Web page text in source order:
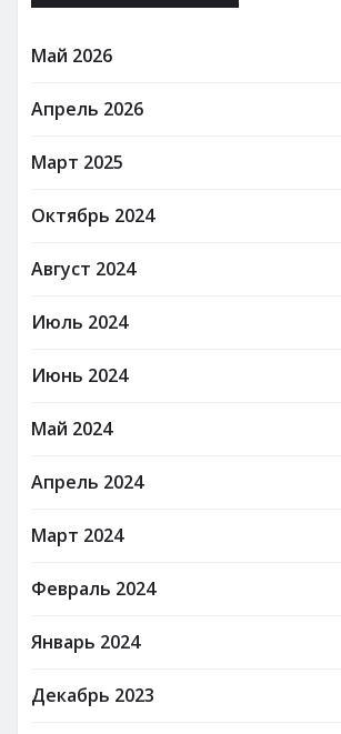
Май 2026
Апрель 2026
Март 2025
Октябрь 2024
Август 2024
Июль 2024
Июнь 2024
Май 2024
Апрель 2024
Март 2024
Февраль 2024
Январь 2024
Декабрь 2023